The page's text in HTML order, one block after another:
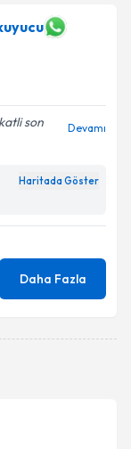
son
Devamı
Haritada Göster
Daha Fazla